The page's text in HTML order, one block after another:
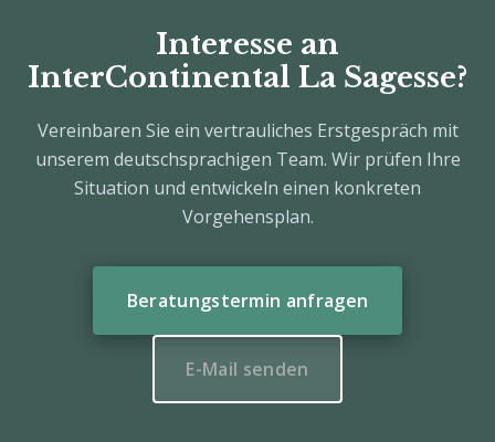
Interesse an
InterContinental La Sagesse?
Vereinbaren Sie ein vertrauliches Erstgespräch mit
unserem deutschsprachigen Team. Wir prüfen Ihre
Situation und entwickeln einen konkreten
Vorgehensplan.
Beratungstermin anfragen
E-Mail senden